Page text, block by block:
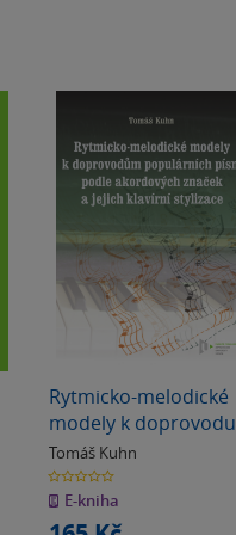
Rytmicko-melodické
modely k doprovodu
populárních písní
podle akordových
značek a jejich klavírní
stylizace
Tomáš Kuhn
0.0
z
5
hvězdiček
E-kniha